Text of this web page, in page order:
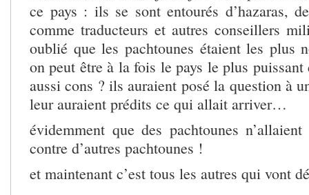
ce pays : ils se sont entourés d’hazaras,
comme traducteurs et autres conseillers
oublié que les pachtounes étaient les plus
on peut être à la fois le pays le plus
aussi cons ? ils auraient posé la question à
leur auraient prédits ce qui allait arriver…
évidemment que des pachtounes
contre d’autres pachtounes !
et maintenant c’est tous les autres qui vont